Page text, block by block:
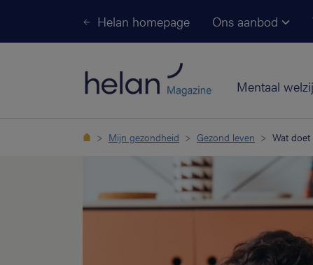
Helan homepage Ons aanbod
Mentaal
Mijn gezondheid Gezond leven Wat